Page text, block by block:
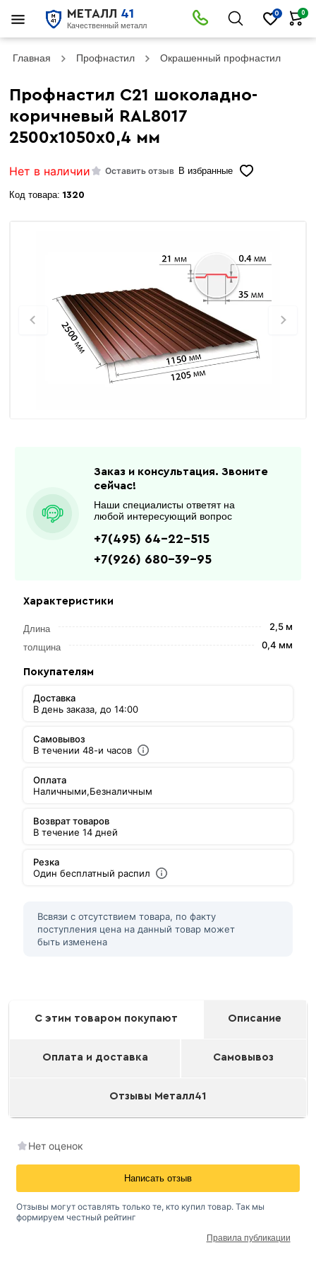
МЕТАЛЛ 41
Качественный металл
0 0
Главная Профнастил Окрашенный профнастил
Профнастил С21 шоколадно-
коричневый RAL8017
2500х1050х0,4 мм
Нет в наличии Оставить отзыв В избранные
Код товара: 1320
Характеристики
Длина 2,5 м
толщина 0,4 мм
Покупателям
Доставка
В день заказа, до 14:00
Самовывоз
В течении 48-и часов
Оплата
Наличными,Безналичным
Возврат товаров
В течение 14 дней
Резка
Один бесплатный распил
Всвязи с отсутствием товара, по факту
поступления цена на данный товар может
быть изменена
Заказ и консультация. Звоните
сейчас!
Наши специалисты ответят на
любой интересующий вопрос
+7(495) 64-22-515
+7(926) 680-39-95
С этим товаром покупают Описание
Оплата и доставка Самовывоз
Отзывы Металл41
Нет оценок
Написать отзыв
Отзывы могут оставлять только те, кто купил товар. Так мы
формируем честный рейтинг
Правила публикации